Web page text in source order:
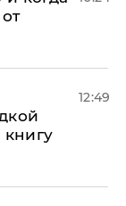
12:49